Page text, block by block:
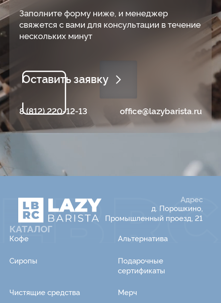
Заполните форму ниже, и менеджер
свяжется с вами для консультации в течение
нескольких минут
Оставить заявку
8 (812) 220-12-13 office@lazybarista.ru
Адрес
д. Порошкино,
Промышленный проезд, 21
КАТАЛОГ
Кофе Альтернатива
Сиропы
Подарочные
сертификаты
Чистящие средства Мерч